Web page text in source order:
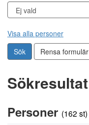
Visa alla personer
Sök
Rensa formulär
Sökresultat
e
d
Personer (162 st)